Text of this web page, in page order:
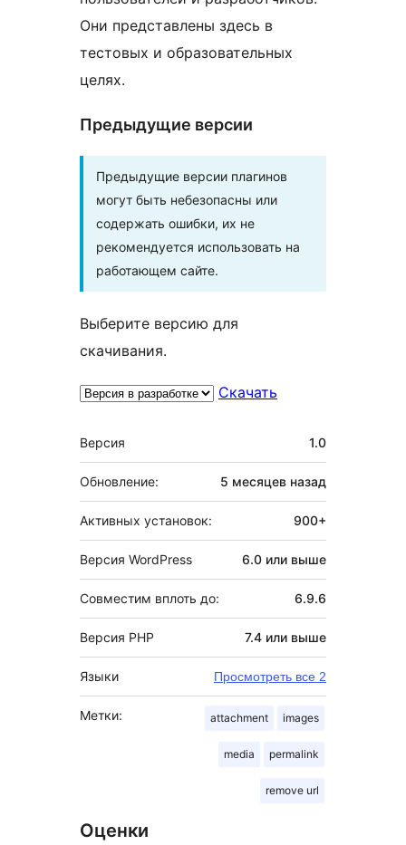
Они представлены здесь в
тестовых и образовательных
целях.
Предыдущие версии
Предыдущие версии плагинов
могут быть небезопасны или
содержать ошибки, их не
рекомендуется использовать на
работающем сайте.
Выберите версию для
скачивания.
Скачать
Мета
Версия 1.0
Обновление: 5 месяцев назад
Активных установок: 900+
Версия WordPress 6.0 или выше
Совместим вплоть до: 6.9.6
Версия PHP 7.4 или выше
Языки Просмотреть все 2
Метки: attachment images
media permalink
remove url
Оценки